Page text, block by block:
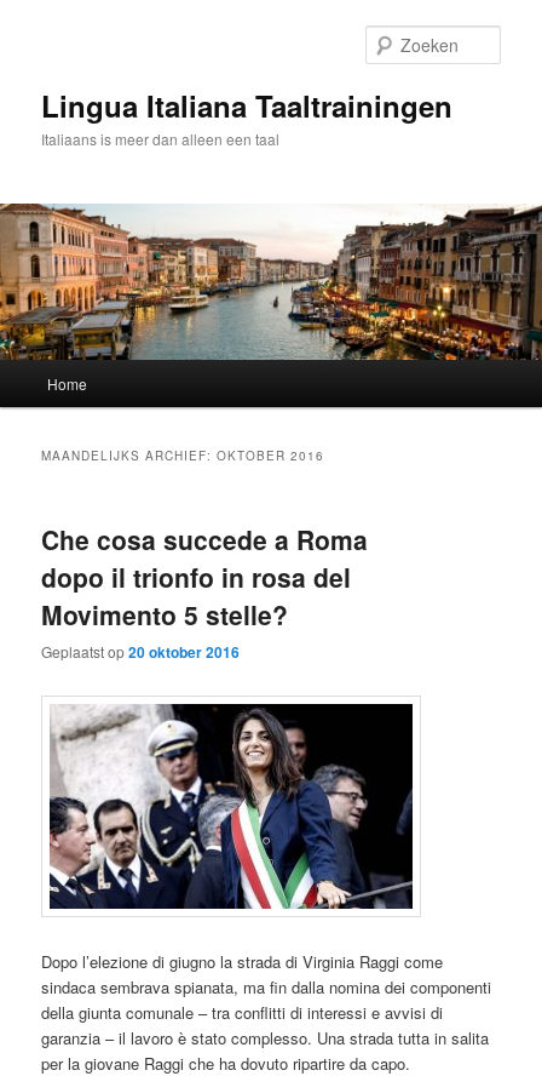
inhoud
inhoudLingua Italiana Taaltrainingen
Italiaans is meer dan alleen een taal
Home
MAANDELIJKS ARCHIEF:OKTOBER 2016
Che cosa succede a Roma
dopo il trionfo in rosa del
Movimento 5 stelle?
Geplaatst op20 oktober 2016
Dopo l’elezione di giugno la strada di Virginia Raggi come
sindaca sembrava spianata, ma fin dalla nomina dei componenti
della giunta comunale – tra conflitti di interessi e avvisi di
garanzia – il lavoro è stato complesso. Una strada tutta in salita
per la giovane Raggi che ha dovuto ripartire da capo.